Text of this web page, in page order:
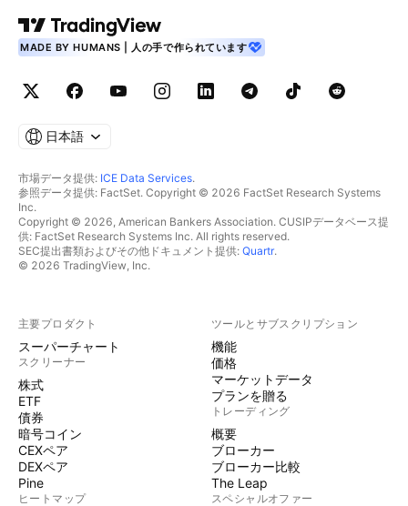
MADE BY HUMANS | 人の手で作られています
日本語
市場データ提供: ICE Data Services.
参照データ提供: FactSet. Copyright © 2026 FactSet Research Systems
Inc.
Copyright © 2026, American Bankers Association. CUSIPデータベース提
供: FactSet Research Systems Inc. All rights reserved.
SEC提出書類およびその他ドキュメント提供: Quartr.
© 2026 TradingView, Inc.
主要プロダクト
スーパーチャート
スクリーナー
株式
ETF
債券
暗号コイン
CEXペア
DEXペア
Pine
ヒートマップ
ツールとサブスクリプション
機能
価格
マーケットデータ
プランを贈る
トレーディング
概要
ブローカー
ブローカー比較
The Leap
スペシャルオファー